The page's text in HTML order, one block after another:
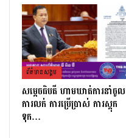
ព័ត៌មាន​សង្គម
សម្ដេចធិបតី ហាមឃាត់ការនាំចូល
ការលក់ ការប្រើប្រាស់ ការស្តុក
ទុក…